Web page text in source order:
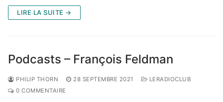
LIRE LA SUITE →
Podcasts – François Feldman
PHILIP THORN 28 SEPTEMBRE 2021
LERADIOCLUB
0 COMMENTAIRE